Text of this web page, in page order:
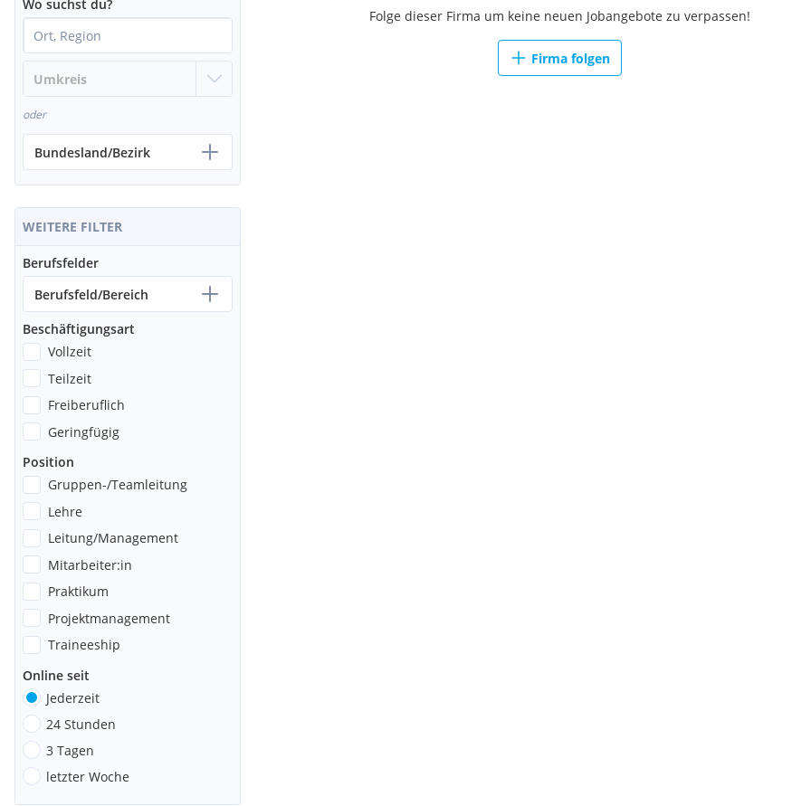
Umweltmanagement, Energiewirtschaft, Informatik, Maschinenbau, Mechatronik,
Verfahrens- und Umwelttechnik, Wirtschaftsingenieurswesen, Wirtschaftswissenschaften u.
a.
Details unter: karriere.ikb.at
Gesuchte Positionen und Kenntnisse
Anzahl gesuchter Mitarbeiter/Jahr
31 - 50
Wo suchst du?
oder
Bundesland/Bezirk
WEITERE FILTER
Berufsfelder
Berufsfeld/Bereich
Beschäftigungsart
Vollzeit
Teilzeit
Freiberuflich
Geringfügig
Position
Gruppen-/Teamleitung
Lehre
Leitung/Management
Mitarbeiter:in
Praktikum
Projektmanagement
Traineeship
Online seit
Jederzeit
24 Stunden
3 Tagen
letzter Woche
Folge dieser Firma um keine neuen Jobangebote zu verpassen!
Firma folgen